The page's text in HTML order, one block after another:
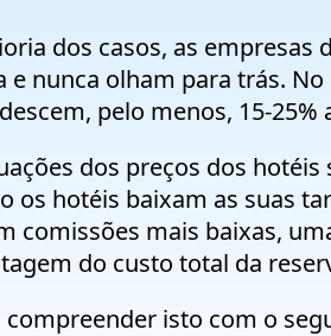
dos casos, as
e nunca olham para trás.
pelo menos, 15-25%
dos preços dos hotéis
os hotéis baixam as suas
comissões mais baixas,
do custo total da
compreender isto com o